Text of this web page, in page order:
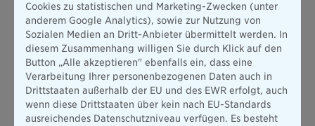
Die Versicherung kann online (diebayerische.de/zahnfee)
oder offline abgeschlossen werden. Die Entscheidung, ob der
Kunde angenommen oder aufgrund der Gesundheitsfragen
abgelehnt wird, wird sofort zu Beginn des Antragsprozesses
getroffen. Das macht für Kunden und Berater den Antrag ganz
einfach.
Cookies zu statistischen und Marketing-Zwecken (unter
anderem Google Analytics), sowie zur Nutzung von
Sozialen Medien an Dritt-Anbieter übermittelt werden. In
diesem Zusammenhang willigen Sie durch Klick auf den
Button „Alle akzeptieren" ebenfalls ein, dass eine
Verarbeitung Ihrer personenbezogenen Daten auch in
Drittstaaten außerhalb der EU und des EWR erfolgt, auch
wenn diese Drittstaaten über kein nach EU-Standards
ausreichendes Datenschutzniveau verfügen. Es besteht